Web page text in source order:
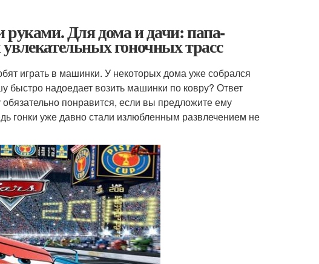
руками. Для дома и дачи: папа-
гоночных трасс
играть в машинки. У некоторых дома уже собрался
надоедает возить машинки по ковру? Ответ
понравится, если вы предложите ему
гонки уже давно стали излюбленным развлечением не